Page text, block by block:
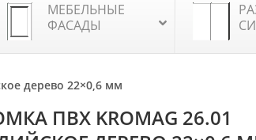
МЕБЕЛЬНЫЕ
ФАСАДЫ
дерево 22×0,6 мм
ПВХ KROMAG 26.01